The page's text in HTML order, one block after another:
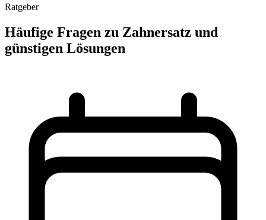
Ratgeber
Häufige Fragen zu Zahnersatz und
günstigen Lösungen